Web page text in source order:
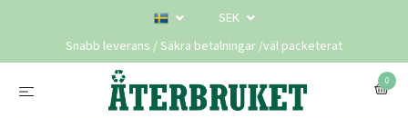
SEK
Snabb leverans / Säkra betalningar /väl packeterat
0